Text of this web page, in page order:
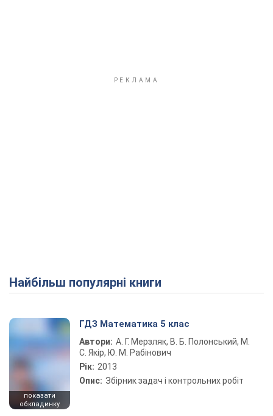
Найбільш популярні книги
показати
обкладинку
ГДЗ Математика 5 клас
Автори: А. Г. Мерзляк, В. Б. Полонський, М.
С. Якір, Ю. М. Рабінович
Рік: 2013
Опис: Збірник задач і контрольних робіт